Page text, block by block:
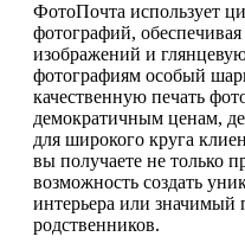
ФотоПочта использует
фотографий,
изображений и
фотографиям особый
качественную печать
демократичным ценам,
для широкого круга
вы получаете не только
возможность создать
интерьера или значимый
родственников.